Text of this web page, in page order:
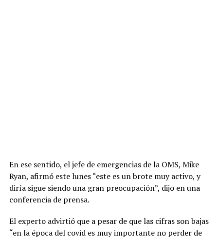
En ese sentido, el jefe de emergencias de la OMS, Mike
Ryan, afirmó este lunes “este es un brote muy activo, y
diría sigue siendo una gran preocupación”, dijo en una
conferencia de prensa.
El experto advirtió que a pesar de que las cifras son bajas
“en la época del covid es muy importante no perder de